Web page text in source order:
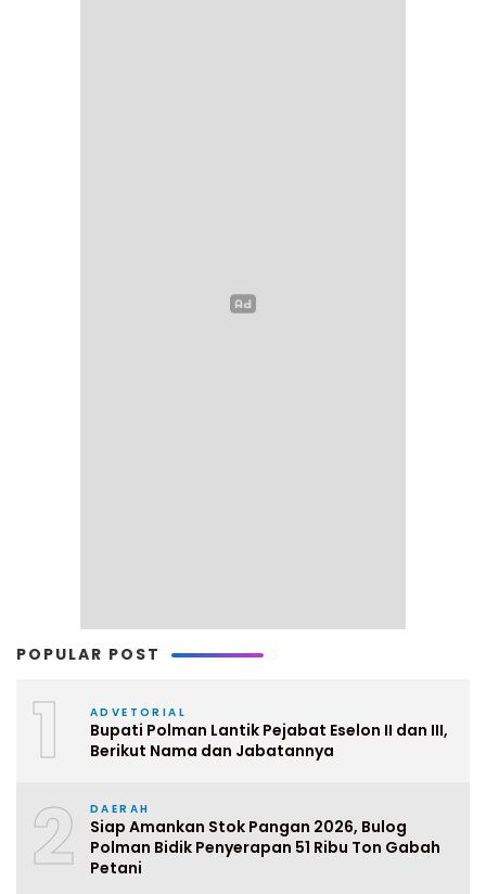
POPULAR POST
1 ADVETORIAL
Bupati Polman Lantik Pejabat Eselon II dan III,
Berikut Nama dan Jabatannya
2 DAERAH
Siap Amankan Stok Pangan 2026, Bulog
Polman Bidik Penyerapan 51 Ribu Ton Gabah
Petani